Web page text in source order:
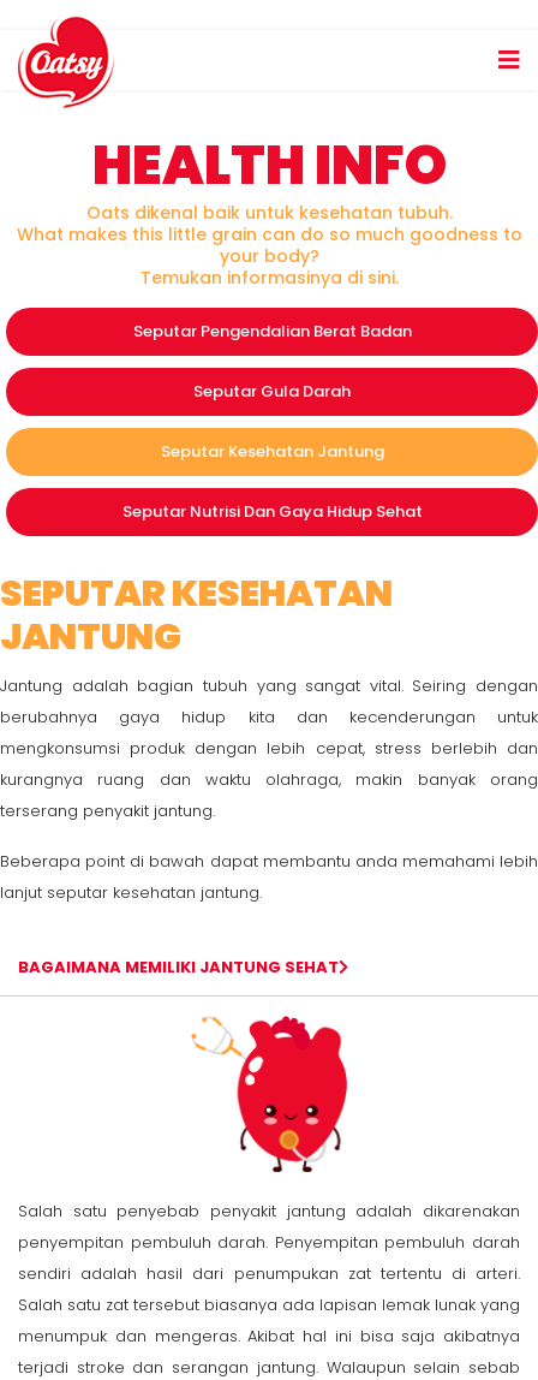
HEALTH INFO
Oats dikenal baik untuk kesehatan tubuh.
What makes this little grain can do so much goodness to
your body?
Temukan informasinya di sini.
Seputar Pengendalian Berat Badan
Seputar Gula Darah
Seputar Kesehatan Jantung
Seputar Nutrisi Dan Gaya Hidup Sehat
SEPUTAR KESEHATAN
JANTUNG
Jantung adalah bagian tubuh yang sangat vital. Seiring dengan
berubahnya gaya hidup kita dan kecenderungan untuk
mengkonsumsi produk dengan lebih cepat, stress berlebih dan
kurangnya ruang dan waktu olahraga, makin banyak orang
terserang penyakit jantung.
Beberapa point di bawah dapat membantu anda memahami lebih
lanjut seputar kesehatan jantung.
BAGAIMANA MEMILIKI JANTUNG SEHAT
Salah satu penyebab penyakit jantung adalah dikarenakan
penyempitan pembuluh darah. Penyempitan pembuluh darah
sendiri adalah hasil dari penumpukan zat tertentu di arteri.
Salah satu zat tersebut biasanya ada lapisan lemak lunak yang
menumpuk dan mengeras. Akibat hal ini bisa saja akibatnya
terjadi stroke dan serangan jantung. Walaupun selain sebab